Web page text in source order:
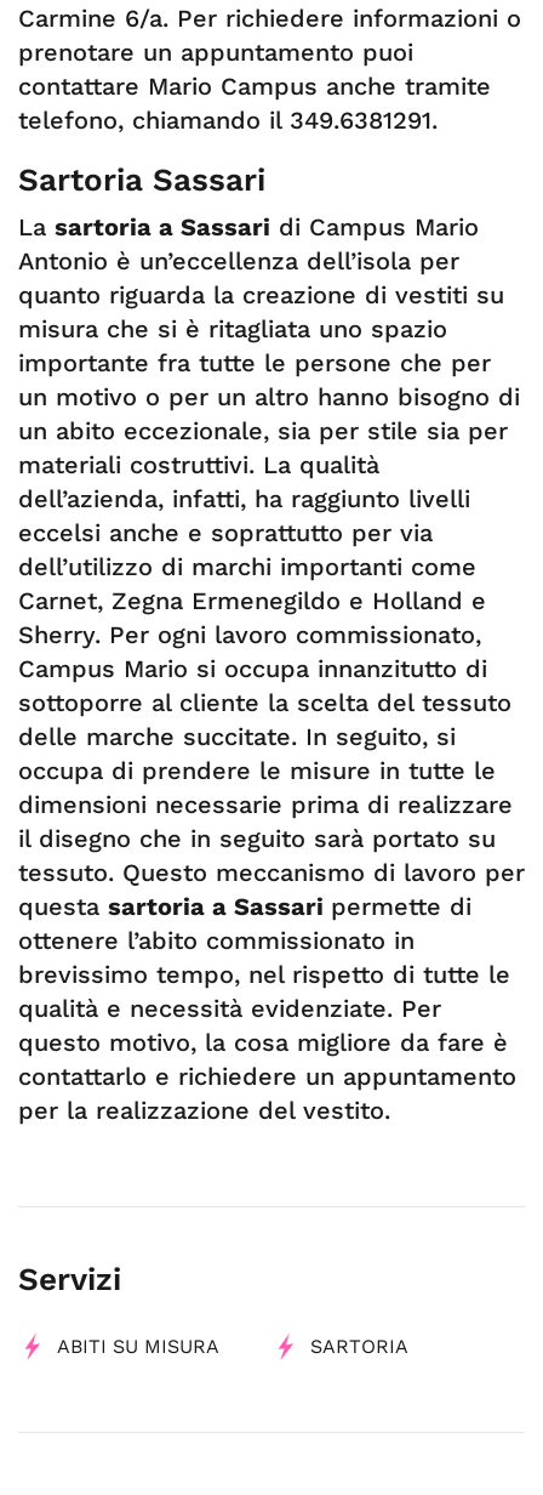
Carmine 6/a. Per richiedere informazioni o
prenotare un appuntamento puoi
contattare Mario Campus anche tramite
telefono, chiamando il 349.6381291.
Sartoria Sassari
La sartoria a Sassari di Campus Mario
Antonio è un’eccellenza dell’isola per
quanto riguarda la creazione di vestiti su
misura che si è ritagliata uno spazio
importante fra tutte le persone che per
un motivo o per un altro hanno bisogno di
un abito eccezionale, sia per stile sia per
materiali costruttivi. La qualità
dell’azienda, infatti, ha raggiunto livelli
eccelsi anche e soprattutto per via
dell’utilizzo di marchi importanti come
Carnet, Zegna Ermenegildo e Holland e
Sherry. Per ogni lavoro commissionato,
Campus Mario si occupa innanzitutto di
sottoporre al cliente la scelta del tessuto
delle marche succitate. In seguito, si
occupa di prendere le misure in tutte le
dimensioni necessarie prima di realizzare
il disegno che in seguito sarà portato su
tessuto. Questo meccanismo di lavoro per
questa sartoria a Sassari permette di
ottenere l’abito commissionato in
brevissimo tempo, nel rispetto di tutte le
qualità e necessità evidenziate. Per
questo motivo, la cosa migliore da fare è
contattarlo e richiedere un appuntamento
per la realizzazione del vestito.
Servizi
ABITI SU MISURA SARTORIA